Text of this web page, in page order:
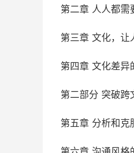
第二章 人人都需
第三章 文化，让
第四章 文化差异
第二部分 突破跨
第五章 分析和克